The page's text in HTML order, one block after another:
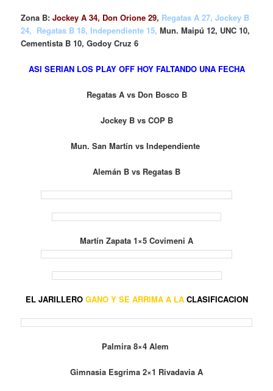
Zona B:Jockey A 34, Don Orione 29, Regatas A 27, Jockey B
24, Regatas B 18, Independiente 15, Mun. Maipú 12, UNC 10,
Cementista B 10, Godoy Cruz 6
ASI SERIAN LOS PLAY OFF HOY FALTANDO UNA FECHA
Regatas A vs Don Bosco B
Jockey B vs COP B
Mun. San Martín vs Independiente
Alemán B vs Regatas B
Martín Zapata 1×5 Covimeni A
EL JARILLERO GANO Y SE ARRIMA A LACLASIFICACION
Palmira 8×4 Alem
Gimnasia Esgrima 2×1 Rivadavia A